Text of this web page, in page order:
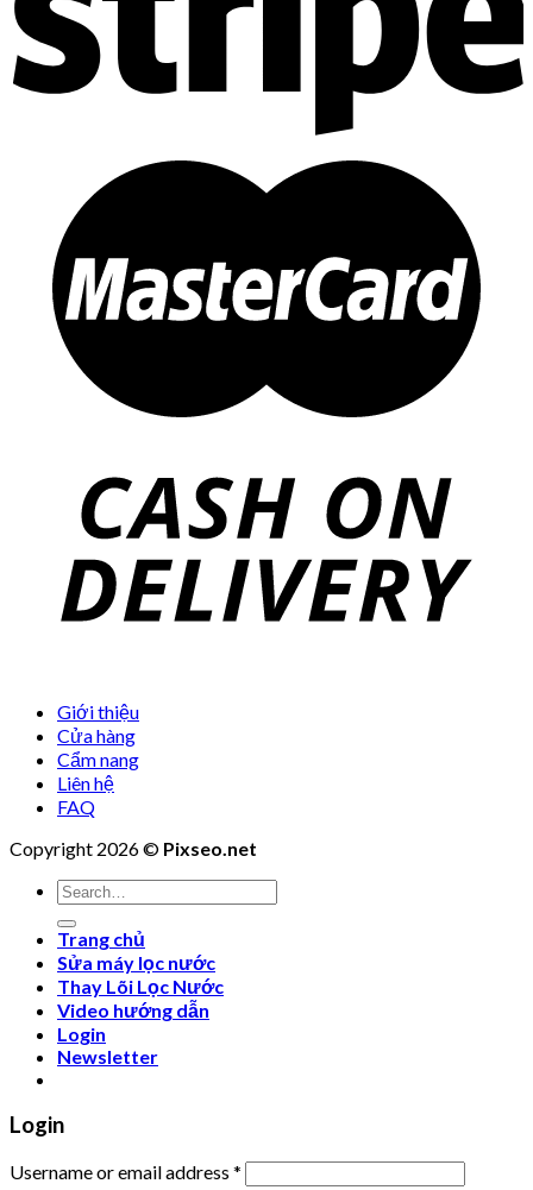
Giới thiệu
Cửa hàng
Cẩm nang
Liên hệ
FAQ
Copyright 2026 © Pixseo.net
Search
for:
Trang chủ
Sửa máy lọc nước
Thay Lõi Lọc Nước
Video hướng dẫn
Login
Newsletter
Login
Username or email address *